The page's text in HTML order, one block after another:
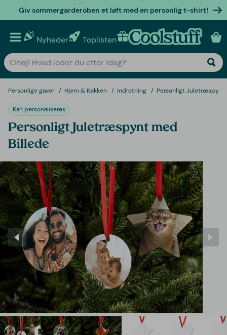
Giv sommergarderoben et løft med en personlig t-shirt!
Nyheder Toplisten Personlige gaver
Personlige gaver Hjem & Køkken Indretning Personligt Juletræspynt
Kan personaliseres
Personligt Juletræspynt med
Billede